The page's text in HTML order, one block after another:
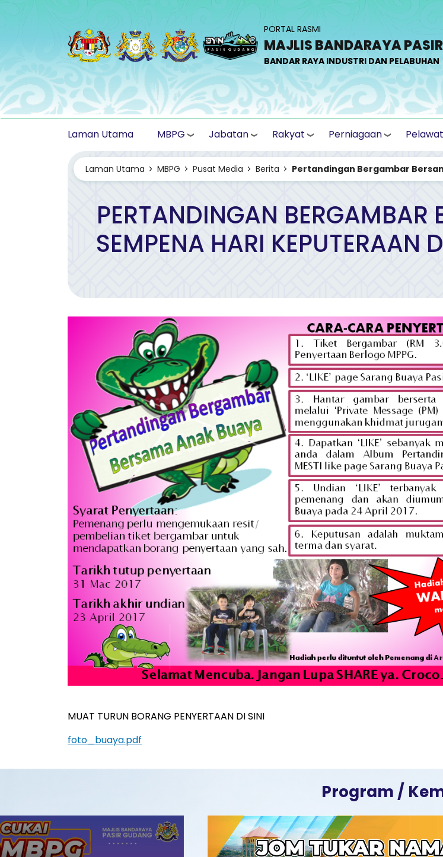
PORTAL RASMI
MAJLIS BANDARAYA
BANDAR RAYA INDUSTRI DAN PELABUHAN
Laman Utama MBPG Jabatan Rakyat Perniagaan Pelawat
Laman Utama MBPG Pusat Media Berita Pertandingan Bergambar
PERTANDINGAN
SEMPENA HARI KEPUTERAAN
MUAT TURUN BORANG PENYERTAAN DI SINI
foto_buaya.pdf
Program /